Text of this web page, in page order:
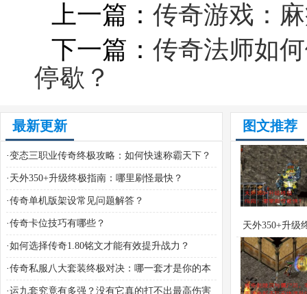
上一篇： 传奇游戏：
下一篇： 传奇法师如
停歇？
最新更新
·变态三职业传奇终极攻略：如何快速称霸天下？
· 天外350+升级终极指南：哪里刷怪最快？
·传奇单机版架设常见问题解答？
·传奇卡位技巧有哪些？
·如何选择传奇1.80铭文才能有效提升战力？
·传奇私服八大套装终极对决：哪一套才是你的本
命神装？
·运九套究竟有多强？没有它真的打不出最高伤害
图文推荐
天外350+升级
南：哪里刷怪